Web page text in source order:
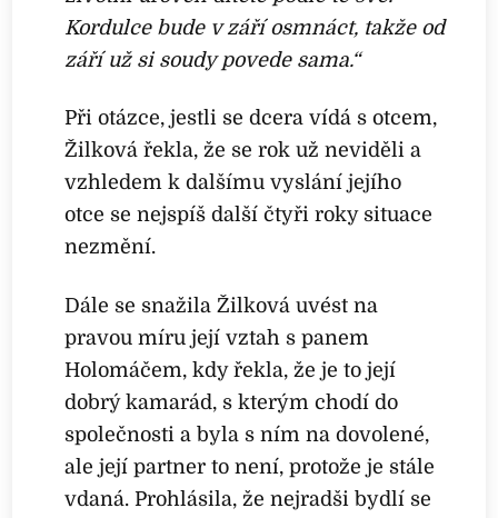
Kordulce bude v září osmnáct, takže od
září už si soudy povede sama.“
Při otázce, jestli se dcera vídá s otcem,
Žilková řekla, že se rok už neviděli a
vzhledem k dalšímu vyslání jejího
otce se nejspíš další čtyři roky situace
nezmění.
Dále se snažila Žilková uvést na
pravou míru její vztah s panem
Holomáčem, kdy řekla, že je to její
dobrý kamarád, s kterým chodí do
společnosti a byla s ním na dovolené,
ale její partner to není, protože je stále
vdaná. Prohlásila, že nejradši bydlí se